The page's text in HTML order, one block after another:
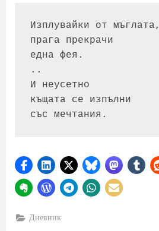
Изплувайки от мъглата,
прага прекрачи
една фея.
..
И неусетно
къщата се изпълни
със мечтания.
Дневник